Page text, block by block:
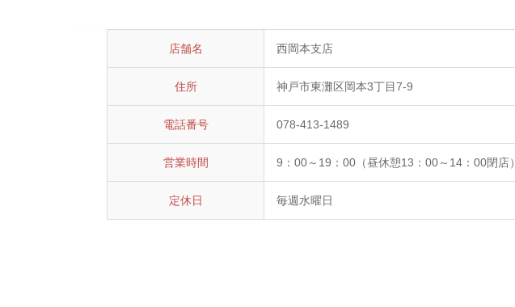
店舗名 西岡本支店
住所 神戸市東灘区岡本3丁目7-9
電話番号 078-413-1489
営業時間 9：00～19：00（昼休憩13：00～14：00閉店）
定休日 毎週水曜日